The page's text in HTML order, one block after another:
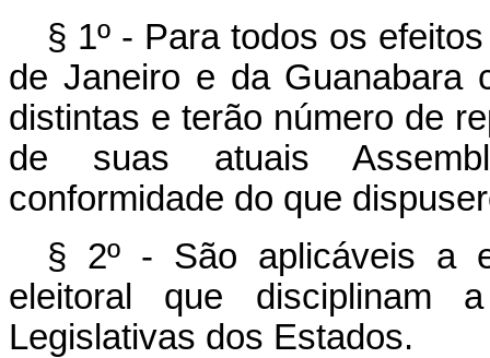
§ 1º - Para todos os
de Janeiro e da Guanabara
distintas e terão número de
de suas atuais
conformidade do que
§ 2º - São aplicáveis a
eleitoral que disciplinam
Legislativas dos Estados.